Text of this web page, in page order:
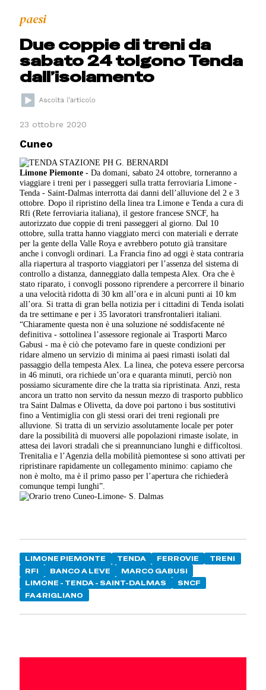
paesi
Due coppie di treni da
sabato 24 tolgono Tenda
dall’isolamento
23 ottobre 2020
Cuneo
Limone Piemonte -Da domani, sabato 24 ottobre, torneranno a
viaggiare i treni per i passeggeri sulla tratta ferroviaria Limone -
Tenda - Saint-Dalmas interrotta dai danni dell’alluvione del 2 e 3
ottobre. Dopo il ripristino della linea tra Limone e Tenda a cura di
Rfi (Rete ferroviaria italiana), il gestore francese SNCF, ha
autorizzato due coppie di treni passeggeri al giorno. Dal 10
ottobre, sulla tratta hanno viaggiato merci con materiali e derrate
per la gente della Valle Roya e avrebbero potuto già transitare
anche i convogli ordinari. La Francia fino ad oggi è stata contraria
alla riapertura al trasporto viaggiatori per l’assenza del sistema di
controllo a distanza, danneggiato dalla tempesta Alex. Ora che è
stato riparato, i convogli possono riprendere a percorrere il binario
a una velocità ridotta di 30 km all’ora e in alcuni punti ai 10 km
all’ora. Si tratta di gran bella notizia per i cittadini di Tenda isolati
da tre settimane e per i 35 lavoratori transfrontalieri italiani.
“Chiaramente questa non è una soluzione né soddisfacente né
definitiva - sottolinea l’assessore regionale ai Trasporti Marco
Gabusi - ma è ciò che potevamo fare in queste condizioni per
ridare almeno un servizio di minima ai paesi rimasti isolati dal
passaggio della tempesta Alex. La linea, che poteva essere percorsa
in 46 minuti, ora richiede un’ora e quaranta minuti, perciò non
possiamo sicuramente dire che la tratta sia ripristinata. Anzi, resta
ancora un tratto non servito da nessun mezzo di trasporto pubblico
tra Saint Dalmas e Olivetta, da dove poi partono i bus sostitutivi
fino a Ventimiglia con gli stessi orari dei treni regionali pre
alluvione. Si tratta di un servizio assolutamente locale per poter
dare la possibilità di muoversi alle popolazioni rimaste isolate, in
attesa dei lavori stradali che si preannunciano lunghi e difficoltosi.
Trenitalia e l’Agenzia della mobilità piemontese si sono attivati per
ripristinare rapidamente un collegamento minimo: capiamo che
non è molto, ma è il primo passo per l’apertura che richiederà
comunque tempi lunghi”.
LIMONE PIEMONTE TENDA FERROVIE
TRENI
RFI
BANCO A LEVE
MARCO GABUSI
LIMONE - TENDA - SAINT-DALMAS
SNCF
FA4RIGLIANO